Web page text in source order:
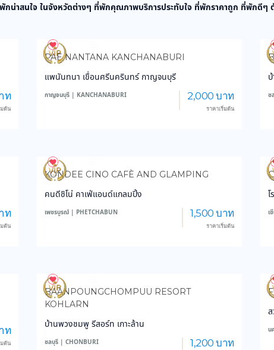
กน่าสนใจ ในจังหวัดต่างๆ ที่พักคุณภาพบริการประทับใจ ที่พักราคาถูก ที่พักดีๆ
ท
มต้น
3,864
PAE NANTANA KANCHANABURI
แพนันทนา เขื่อนศรีนครินทร์ กาญจนบุรี
กาญจนบุรี | KANCHANABURI 2,000 บาท
ราคาเริ่มต้น
ช
ท
มต้น
3,162
KONDEE CINO CAFÈ AND GLAMPING
คนดีชิโน่ คาเฟ่แอนด์แกลมปิ้ง
เพชรบูรณ์ | PHETCHABUN 1,500 บาท
ราคาเริ่มต้น
เ
ท
มต้น
4,175
BAANPOUNGCHOMPUU RESORT
KOHLARN
บ้านพวงชมพู รีสอร์ท เกาะล้าน
ชลบุรี | CHONBURI 1,200 บาท
น